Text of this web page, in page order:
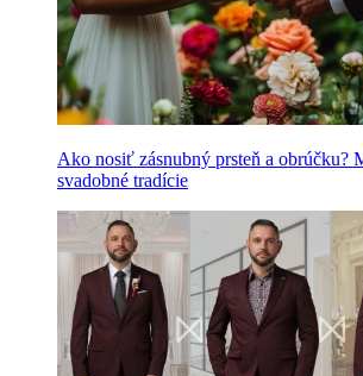
Ako nosiť zásnubný prsteň a obrúčku?
svadobné tradície